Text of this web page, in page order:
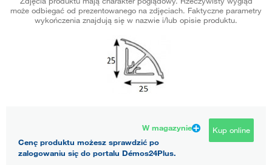
może odbiegać od prezentowanego na zdjęciach. Faktyczne parametry
wykończenia znajdują się w nazwie i/lub opisie produktu.
W magazynie
Cenę produktu możesz sprawdzić po
zalogowaniu się do portalu Démos24Plus.
Kup online